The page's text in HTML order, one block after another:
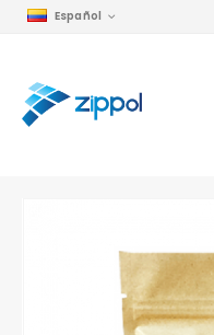
Español